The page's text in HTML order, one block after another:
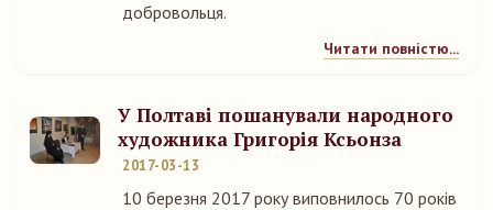
добровольця.
Читати повністю...
У Полтаві пошанували народного
художника Григорія Ксьонза
2017-03-13
10 березня 2017 року виповнилось 70 років